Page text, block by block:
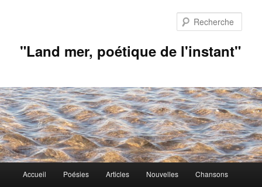
"Land mer, poétique de l'instant"
principal
Accueil Poésies Articles Nouvelles Chansons